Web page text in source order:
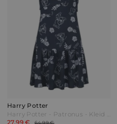
Harry Potter
Harry Potter - Patronus - Kleid knielang - multicolor - EMP Exklusiv! Bunt
27,99 €